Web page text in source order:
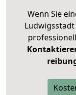
Wenn Sie